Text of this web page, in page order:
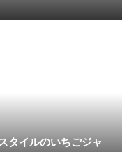
タイルのいちごジャ